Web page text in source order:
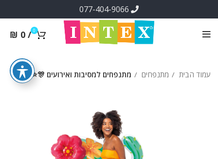
0
/
₪ 0
עמוד הבית מתנפחים מתנפחים למסיבות ואירועים 🎊⭐